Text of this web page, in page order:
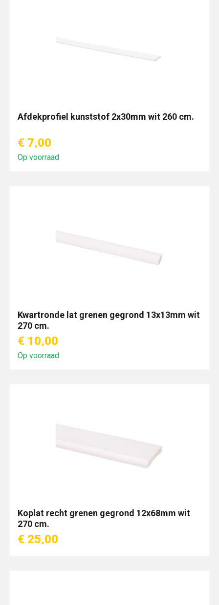
Afdekprofiel kunststof 2x30mm wit 260 cm.
€ 7,00
Op voorraad
Kwartronde lat grenen gegrond 13x13mm wit
270 cm.
€ 10,00
Op voorraad
Koplat recht grenen gegrond 12x68mm wit
270 cm.
€ 25,00